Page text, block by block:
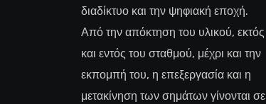
διαδίκτυο και την ψηφιακή εποχή.
Από την απόκτηση του υλικού, εκτός
και εντός του σταθμού, μέχρι και την
εκπομπή του, η επεξεργασία και η
μετακίνηση των σημάτων γίνονται σε